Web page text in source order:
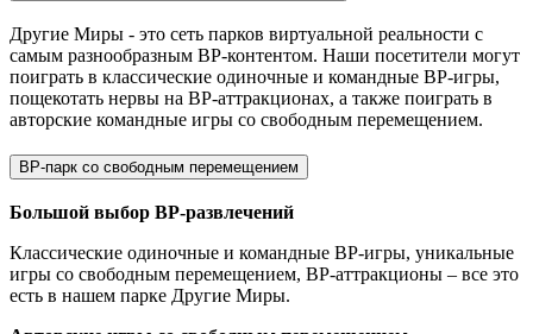
Другие Миры - это сеть парков виртуальной реальности с
самым разнообразным ВР-контентом. Наши посетители могут
поиграть в классические одиночные и командные ВР-игры,
пощекотать нервы на ВР-аттракционах, а также поиграть в
авторские командные игры со свободным перемещением.
ВР-парк со свободным перемещением
Большой выбор ВР-развлечений
Классические одиночные и командные ВР-игры, уникальные
игры со свободным перемещением, ВР-аттракционы – все это
есть в нашем парке Другие Миры.